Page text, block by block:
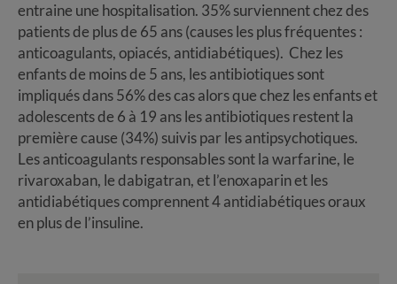
entraine une hospitalisation. 35% surviennent chez des
patients de plus de 65 ans (causes les plus fréquentes :
anticoagulants, opiacés, antidiabétiques). Chez les
enfants de moins de 5 ans, les antibiotiques sont
impliqués dans 56% des cas alors que chez les enfants et
adolescents de 6 à 19 ans les antibiotiques restent la
première cause (34%) suivis par les antipsychotiques.
Les anticoagulants responsables sont la warfarine, le
rivaroxaban, le dabigatran, et l’enoxaparin et les
antidiabétiques comprennent 4 antidiabétiques oraux
en plus de l’insuline.